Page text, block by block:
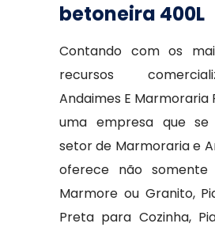
betoneira 400L
Contando com os
recursos
Andaimes E Marmoraria
uma empresa que
setor de Marmoraria e
oferece não somente
Marmore ou Granito,
Preta para Cozinha,